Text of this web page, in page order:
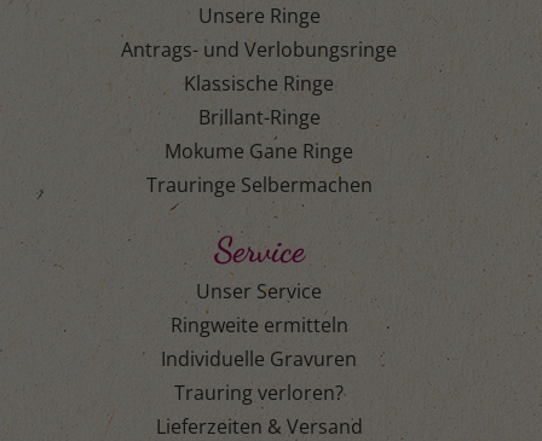
Unsere Ringe
Antrags- und Verlobungsringe
Klassische Ringe
Brillant-Ringe
Mokume Gane Ringe
Trauringe Selbermachen
Service
Unser Service
Ringweite ermitteln
Individuelle Gravuren
Trauring verloren?
Lieferzeiten & Versand